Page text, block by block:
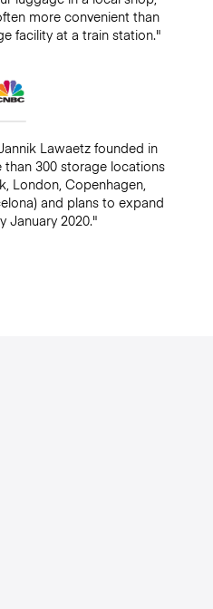
more convenient than
facility at a train station."
Lawaetz founded in
than 300 storage locations
London, Copenhagen,
and plans to expand
January 2020."